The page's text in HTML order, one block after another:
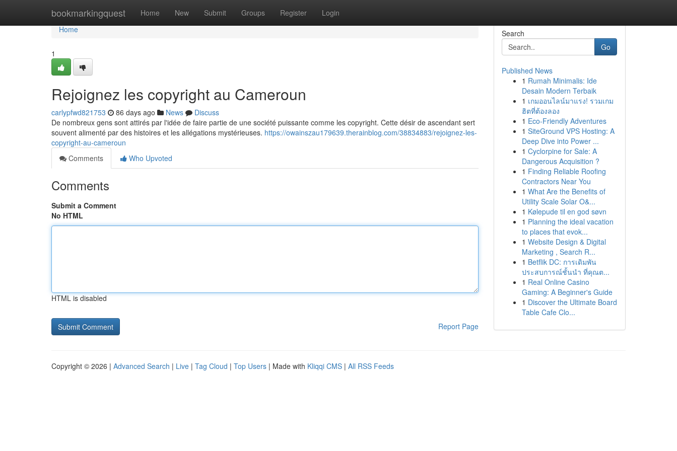
bookmarkingquest Home New Submit Groups Register Login
Home
Home
1
Rejoignez les copyright au Cameroun
carlypfwd821753 86 days ago News
Discuss
De nombreux gens sont attirés par l'idée de faire partie de une société puissante comme les copyright. Cette désir de ascendant sert
souvent alimenté par des histoires et les allégations mystérieuses. https://owainszau179639.therainblog.com/38834883/rejoignez-les-
copyright-au-cameroun
Comments
Who Upvoted
Comments
Submit a Comment
No HTML
HTML is disabled
Report Page
Search
Go
Published News
1 Rumah Minimalis: Ide
Desain Modern Terbaik
1 เกมออนไลน์มาแรง! รวมเกม
ฮิตที่ต้องลอง
1 Eco-Friendly Adventures
1 SiteGround VPS Hosting: A
Deep Dive into Power ...
1 Cyclorpine for Sale: A
Dangerous Acquisition ?
1 Finding Reliable Roofing
Contractors Near You
1 What Are the Benefits of
Utility Scale Solar O&...
1 Kølepude til en god søvn
1 Planning the ideal vacation
to places that evok...
1 Website Design & Digital
Marketing , Search R...
1 Betflik DC: การเดิมพัน
ประสบการณ์ชั้นนำ ที่คุณต...
1 Real Online Casino
Gaming: A Beginner's Guide
1 Discover the Ultimate Board
Table Cafe Clo...
Copyright © 2026 | Advanced Search | Live | Tag Cloud | Top Users | Made with Kliqqi CMS | All RSS Feeds